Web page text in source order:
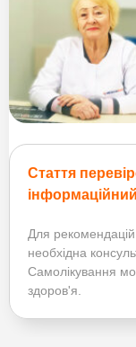
Стаття
Для рекомендацій
необхідна
Самолікування
здоров'я.